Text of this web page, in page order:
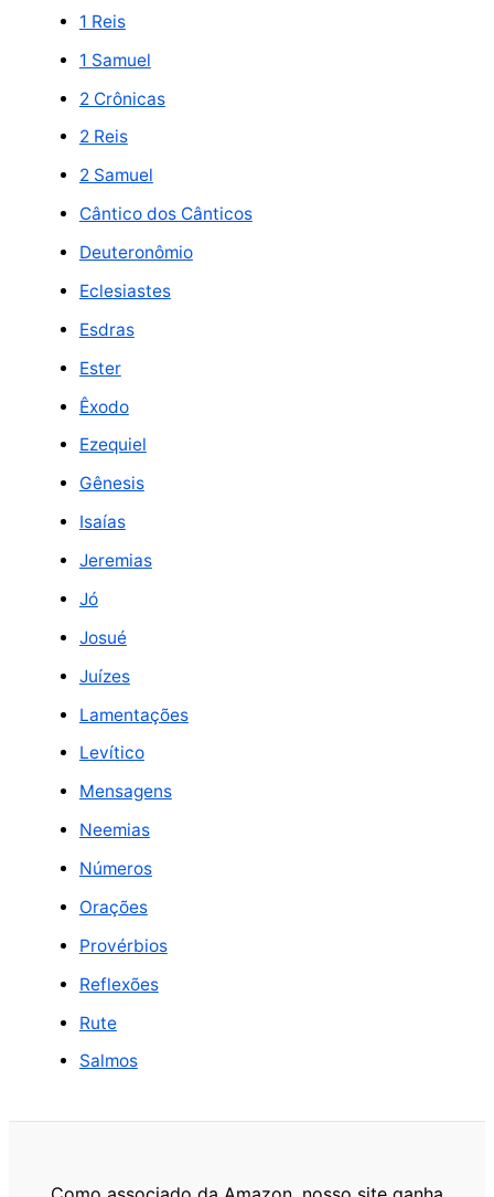
1 Reis
1 Samuel
2 Crônicas
2 Reis
2 Samuel
Cântico dos Cânticos
Deuteronômio
Eclesiastes
Esdras
Ester
Êxodo
Ezequiel
Gênesis
Isaías
Jeremias
Jó
Josué
Juízes
Lamentações
Levítico
Mensagens
Neemias
Números
Orações
Provérbios
Reflexões
Rute
Salmos